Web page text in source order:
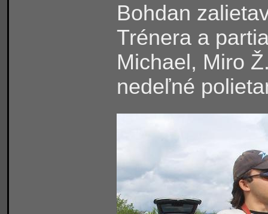
Bohdan
Trénera a
Michael, Miro
nedeľné